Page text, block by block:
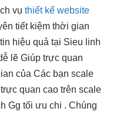
vụ thiết kế website
tiết kiệm thời gian
hiệu quả tại Sieu linh
lẽ Giúp trực quan
của Các bạn scale
trực quan cao trên scale
Gg tối ưu chi . Chúng